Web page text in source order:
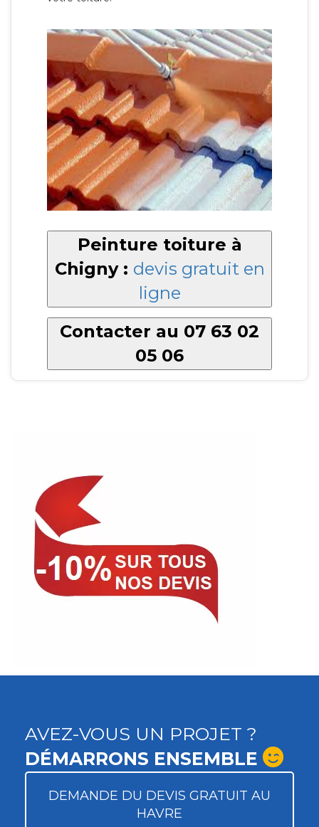
Peinture toiture à
Chigny : devis gratuit en
ligne
Contacter au 07 63 02
05 06
AVEZ-VOUS UN PROJET ?
DÉMARRONS ENSEMBLE
DEMANDE DU DEVIS GRATUIT AU
HAVRE